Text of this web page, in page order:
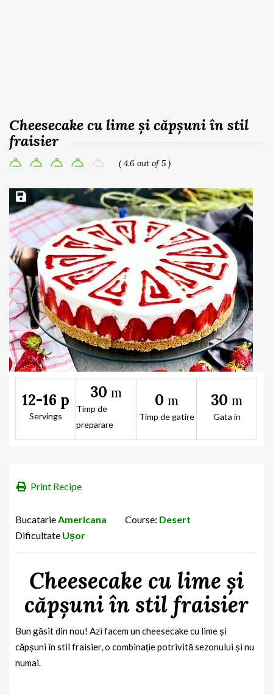
Cheesecake cu lime și căpșuni în stil
fraisier
( 4.6 out of 5 )
Save Recipe
12-16 p
Servings
30 m
Timp de
preparare
0 m
Timp de gatire
30 m
Gata in
Print Recipe
BucatarieAmericana Course: Desert
Dificultate Ușor
Cheesecake cu lime și
căpșuni în stil fraisier
Bun găsit din nou! Azi facem un cheesecake cu lime și
căpșuni în stil fraisier, o combinație potrivită sezonului și nu
numai.